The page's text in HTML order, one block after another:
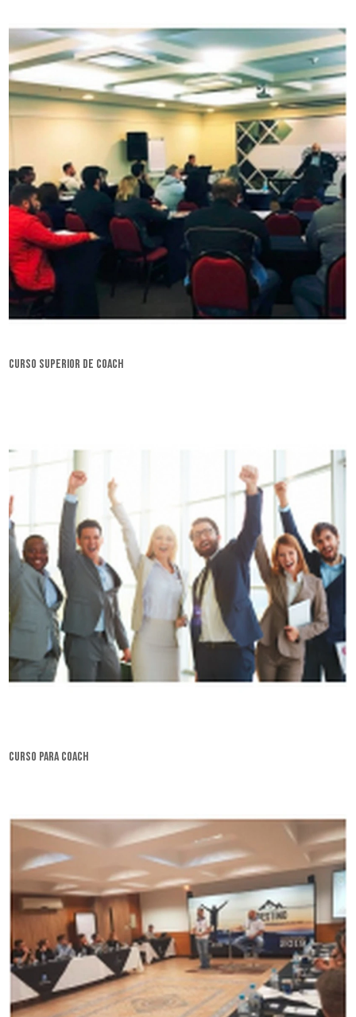
curso superior de coach
curso para coach